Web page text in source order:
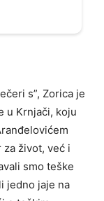
s”, Zorica je
u Krnjači, koju
za život, već i
smo teške
jedno jaje na